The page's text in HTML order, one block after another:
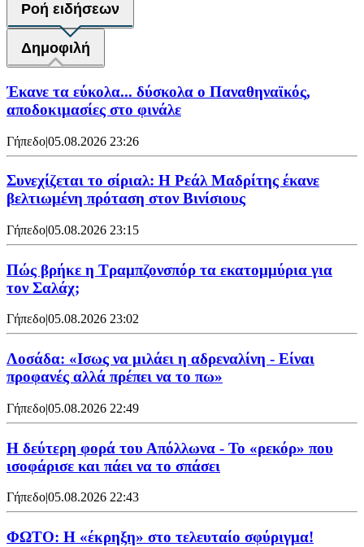
Ροή ειδήσεων
Δημοφιλή
Έκανε τα εύκολα... δύσκολα ο Παναθηναϊκός,
αποδοκιμασίες στο φινάλε
Γήπεδο|05.08.2026 23:26
Συνεχίζεται το σίριαλ: Η Ρεάλ Μαδρίτης έκανε
βελτιωμένη πρόταση στον Βινίσιους
Γήπεδο|05.08.2026 23:15
Πώς βρήκε η Τραμπζονσπόρ τα εκατομμύρια για
τον Σαλάχ;
Γήπεδο|05.08.2026 23:02
Λοσάδα: «Ισως να μιλάει η αδρεναλίνη - Είναι
προφανές αλλά πρέπει να το πω»
Γήπεδο|05.08.2026 22:49
Η δεύτερη φορά του Απόλλωνα - Το «ρεκόρ» που
ισοφάρισε και πάει να το σπάσει
Γήπεδο|05.08.2026 22:43
ΦΩΤΟ: Η «έκρηξη» στο τελευταίο σφύριγμα!